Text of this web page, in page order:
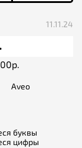
11.11.24
Aveo
буквы
цифры